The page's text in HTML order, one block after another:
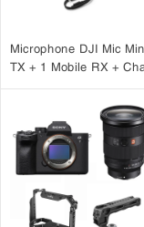
Microphone DJI Mic
TX + 1 Mobile RX +